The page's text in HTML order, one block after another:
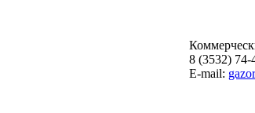
8 (3532) 74-
E-mail: